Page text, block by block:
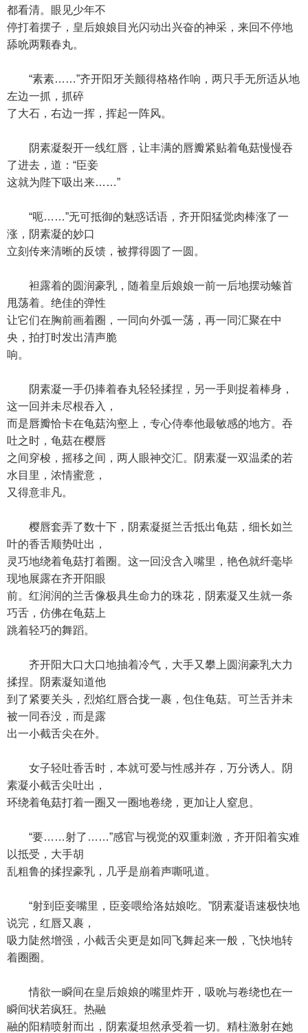
都看清。眼见少年不
停打着摆子，皇后娘娘目光闪动出兴奋的神采，来回不停地
舔吮两颗春丸。
“素素……”齐开阳牙关颤得格格作响，两只手无所适从地
左边一抓，抓碎
了大石，右边一挥，挥起一阵风。
阴素凝裂开一线红唇，让丰满的唇瓣紧贴着龟菇慢慢吞
了进去，道：“臣妾
这就为陛下吸出来……”
“呃……”无可抵御的魅惑话语，齐开阳猛觉肉棒涨了一
涨，阴素凝的妙口
立刻传来清晰的反馈，被撑得圆了一圆。
袒露着的圆润豪乳，随着皇后娘娘一前一后地摆动螓首
甩荡着。绝佳的弹性
让它们在胸前画着圈，一同向外弧一荡，再一同汇聚在中
央，拍打时发出清声脆
响。
阴素凝一手仍捧着春丸轻轻揉捏，另一手则捉着棒身，
这一回并未尽根吞入，
而是唇瓣恰卡在龟菇沟壑上，专心侍奉他最敏感的地方。吞
吐之时，龟菇在樱唇
之间穿梭，摇移之间，两人眼神交汇。阴素凝一双温柔的若
水目里，浓情蜜意，
又得意非凡。
樱唇套弄了数十下，阴素凝挺兰舌抵出龟菇，细长如兰
叶的香舌顺势吐出，
灵巧地绕着龟菇打着圈。这一回没含入嘴里，艳色就纤毫毕
现地展露在齐开阳眼
前。红润润的兰舌像极具生命力的珠花，阴素凝又生就一条
巧舌，仿佛在龟菇上
跳着轻巧的舞蹈。
齐开阳大口大口地抽着冷气，大手又攀上圆润豪乳大力
揉捏。阴素凝知道他
到了紧要关头，烈焰红唇合拢一裹，包住龟菇。可兰舌并未
被一同吞没，而是露
出一小截舌尖在外。
女子轻吐香舌时，本就可爱与性感并存，万分诱人。阴
素凝小截舌尖吐出，
环绕着龟菇打着一圈又一圈地卷绕，更加让人窒息。
“要……射了……”感官与视觉的双重刺激，齐开阳着实难
以抵受，大手胡
乱粗鲁的揉捏豪乳，几乎是崩着声嘶吼道。
“射到臣妾嘴里，臣妾喂给洛姑娘吃。”阴素凝语速极快地
说完，红唇又裹，
吸力陡然增强，小截舌尖更是如同飞舞起来一般，飞快地转
着圈圈。
情欲一瞬间在皇后娘娘的嘴里炸开，吸吮与卷绕也在一
瞬间状若疯狂。热融
融的阳精喷射而出，阴素凝坦然承受着一切。精柱激射在她